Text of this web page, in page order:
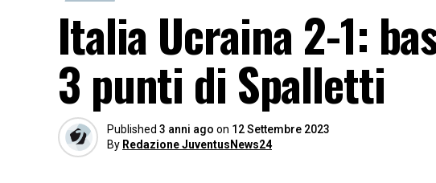
Italia Ucraina 2-1:
3 punti di Spalletti
Published 3 anni ago on 12 Settembre 2023
By Redazione JuventusNews24